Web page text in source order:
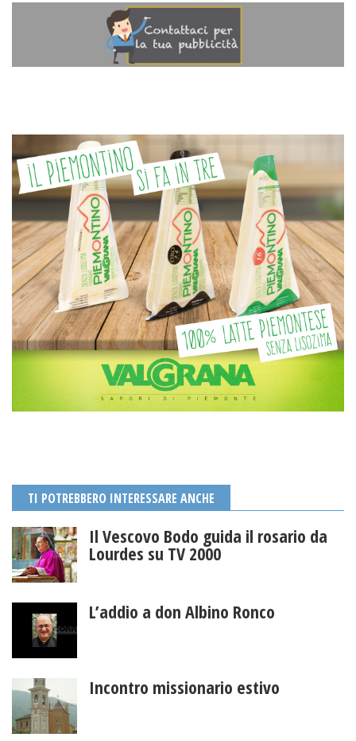
TI POTREBBERO INTERESSARE ANCHE
Il Vescovo Bodo guida il rosario da
Lourdes su TV 2000
L’addio a don Albino Ronco
Incontro missionario estivo